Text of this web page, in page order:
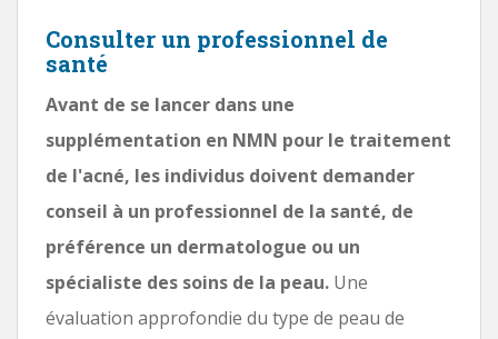
Consulter un professionnel de
santé
Avant de se lancer dans une
supplémentation en NMN pour le traitement
de l'acné, les individus doivent demander
conseil à un professionnel de la santé, de
préférence un dermatologue ou un
spécialiste des soins de la peau. Une
évaluation approfondie du type de peau de